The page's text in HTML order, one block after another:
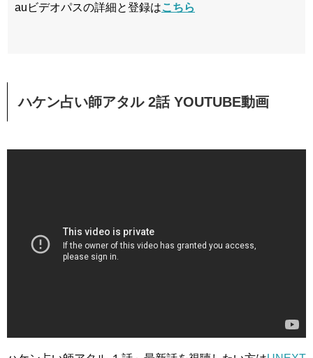
auビデオパスの詳細と登録はこちら
ハケン占い師アタル 2話 YOUTUBE動画